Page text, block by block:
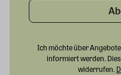
Ich möchte über
informiert werden.
widerrufen.